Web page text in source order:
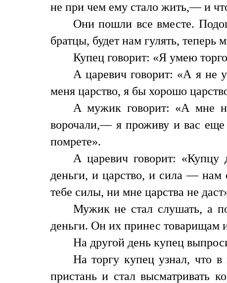
не при чем ему стало жить,— и
Они пошли все вместе.
братцы, будет нам гулять,
Купец говорит: «Я умею
А царевич говорит: «А я не
меня царство, я бы хорошо
А мужик говорит: «А мне
ворочали,— я проживу и вас еще
помрете».
А царевич говорит:
деньги, и царство, и сила — нам
тебе силы, ни мне царства не
Мужик не стал слушать, а
деньги. Он их принес товарищам
На другой день купец
На торгу купец узнал, что
пристань и стал высматривать